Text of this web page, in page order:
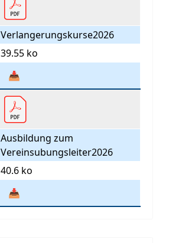
Verlangerungskurse2026
39.55 ko
📥
Ausbildung zum
Vereinsubungsleiter2026
40.6 ko
📥